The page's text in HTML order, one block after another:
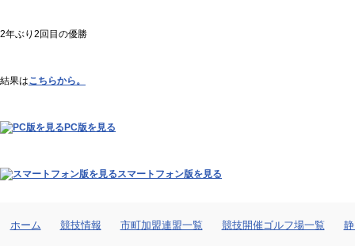
2年ぶり2回目の優勝
結果はこちらから。
PC版を見る
スマートフォン版を見る
ホーム 競技情報 市町加盟連盟一覧 競技開催ゴルフ場一覧